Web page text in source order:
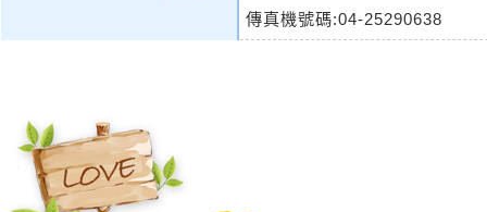
傳真機號碼:04-25290638